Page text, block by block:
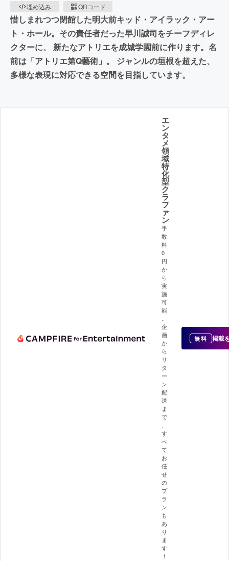
埋め込み
QRコード
惜しまれつつ閉館した明大前キッド・アイラック・アー
ト・ホール。その責任者だった早川誠司をチーフディレ
クターに、 新たなアトリエを成城学園前に作ります。名
前は「アトリエ第Q藝術」。 ジャンルの垣根を超えた、
多様な表現に対応できる空間を目指しています。
エ
ン
タ
メ
領
域
特
化
型
ク
ラ
フ
ァ
ン
手
数
料
0
円
か
ら
実
施
可
能
。
企
画
か
ら
リ
タ
ー
ン
配
送
ま
で
、
す
べ
て
お
任
せ
の
プ
ラ
ン
も
あ
り
ま
す
！
無料 掲載